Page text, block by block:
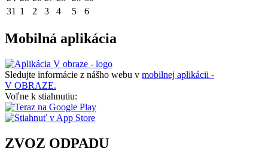
31 1 2 3 4 5 6
Mobilná aplikácia
Sledujte informácie z nášho webu v mobilnej aplikácii -
V OBRAZE.
Voľne k stiahnutiu:
ZVOZ ODPADU